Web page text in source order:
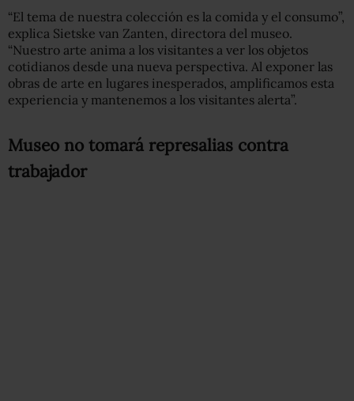
“El tema de nuestra colección es la comida y el consumo”,
explica Sietske van Zanten, directora del museo.
“Nuestro arte anima a los visitantes a ver los objetos
cotidianos desde una nueva perspectiva. Al exponer las
obras de arte en lugares inesperados, amplificamos esta
experiencia y mantenemos a los visitantes alerta”.
Museo no tomará represalias contra
trabajador